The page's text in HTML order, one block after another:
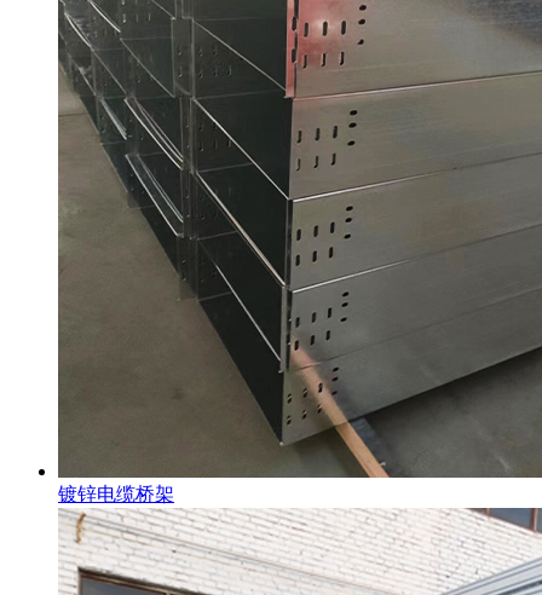
镀锌电缆桥架